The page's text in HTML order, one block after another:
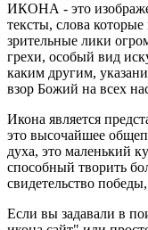
ИКОНА - это
тексты, слова
зрительные лики
грехи, особый вид
каким другим,
взор Божий на всех
Икона является
это высочайшее
духа, это маленький
способный творить
свидетельство
Если вы задавали в